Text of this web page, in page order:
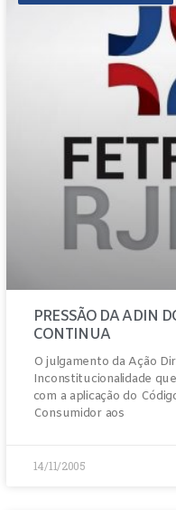
PRESSÃO DA ADIN
CONTINUA
O julgamento da Ação
Inconstitucionalidade
com a aplicação do
Consumidor aos
14/11/2005